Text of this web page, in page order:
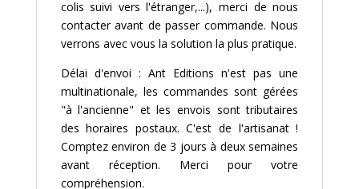
colis suivi vers l'étranger,...), merci de nous
contacter avant de passer commande. Nous
verrons avec vous la solution la plus pratique.
Délai d'envoi : Ant Editions n'est pas une
multinationale, les commandes sont gérées
"à l'ancienne" et les envois sont tributaires
des horaires postaux. C'est de l'artisanat !
Comptez environ de 3 jours à deux semaines
avant réception. Merci pour votre
compréhension.